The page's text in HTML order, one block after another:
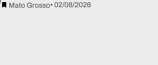
Mato Grosso• 02/08/2026